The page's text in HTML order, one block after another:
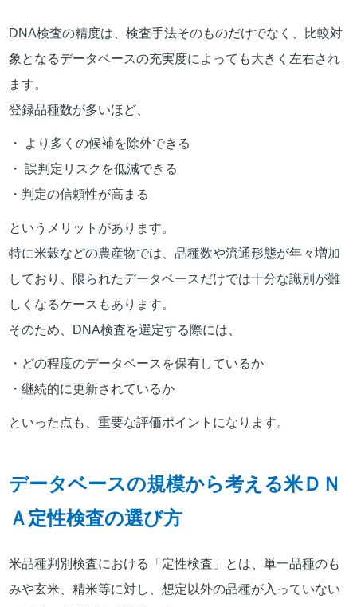
DNA検査の精度は、検査手法そのものだけでなく、比較対
象となるデータベースの充実度によっても大きく左右され
ます。
登録品種数が多いほど、
・ より多くの候補を除外できる
・ 誤判定リスクを低減できる
・判定の信頼性が高まる
というメリットがあります。
特に米穀などの農産物では、品種数や流通形態が年々増加
しており、限られたデータベースだけでは十分な識別が難
しくなるケースもあります。
そのため、DNA検査を選定する際には、
・どの程度のデータベースを保有しているか
・継続的に更新されているか
といった点も、重要な評価ポイントになります。
データベースの規模から考える米ＤＮ
Ａ定性検査の選び方
米品種判別検査における「定性検査」とは、単一品種のも
みや玄米、精米等に対し、想定以外の品種が入っていない